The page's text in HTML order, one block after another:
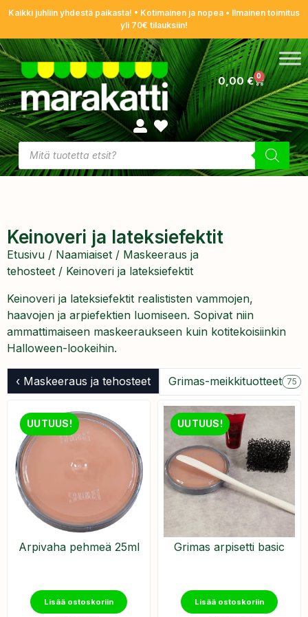
Kaikki juhliin yhdestä paikasta! • Kotimainen ja nopea • Ilmainen toimitus
yli 70€ tilauksiin!
0,00€ 0
Keinoveri ja lateksiefektit
Etusivu / Naamiaiset / Maskeeraus ja
tehosteet / Keinoveri ja lateksiefektit
Keinoveri ja lateksiefektit realististen vammojen,
haavojen ja arpiefektien luomiseen. Sopivat niin
ammattimaiseen maskeeraukseen kuin kotitekoisiinkin
Halloween-lookeihin.
‹ Maskeeraus ja tehosteet Grimas-meikkituotteet 75
UUTUUS!
Arpivaha pehmeä 25ml
Lisää ostoskoriin
UUTUUS!
Grimas arpisetti basic
Lisää ostoskoriin